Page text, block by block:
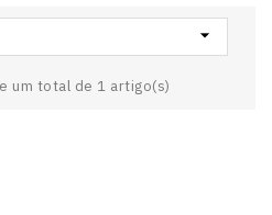

um total de 1 artigo(s)